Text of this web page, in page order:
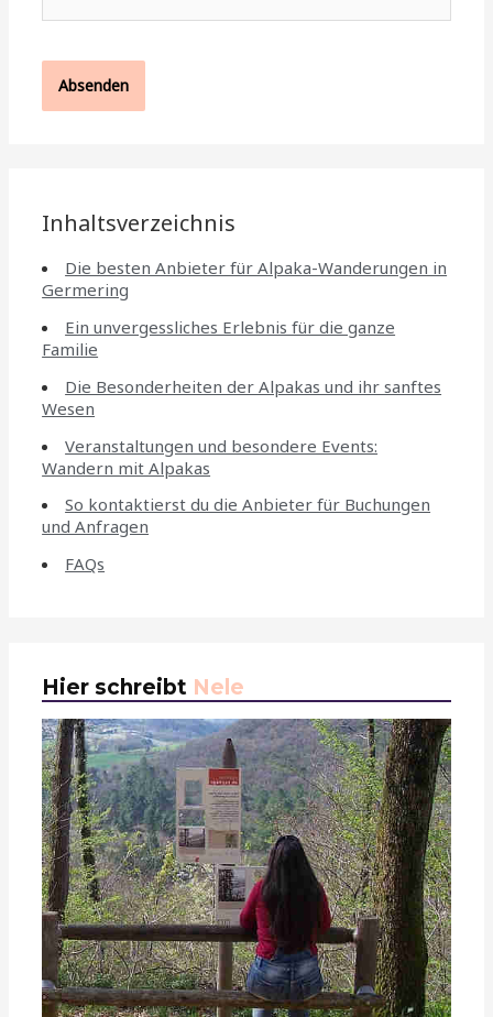
Inhaltsverzeichnis
Die besten Anbieter für Alpaka-Wanderungen in
Germering
Ein unvergessliches Erlebnis für die ganze
Familie
Die Besonderheiten der Alpakas und ihr sanftes
Wesen
Veranstaltungen und besondere Events:
Wandern mit Alpakas
So kontaktierst du die Anbieter für Buchungen
und Anfragen
FAQs
Hier schreibt Nele